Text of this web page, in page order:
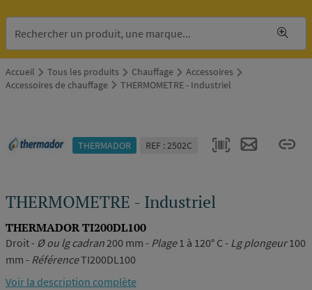
Accueil Tous les produits Chauffage
Accessoires
Accessoires de chauffage
THERMOMETRE - Industriel
THERMADOR REF : 2502C
THERMOMETRE - Industriel
THERMADOR TI200DL100
Droit - Ø ou lg cadran200 mm - Plage1 à 120° C - Lg plongeur100
mm - RéférenceTI200DL100
Voir la description complète